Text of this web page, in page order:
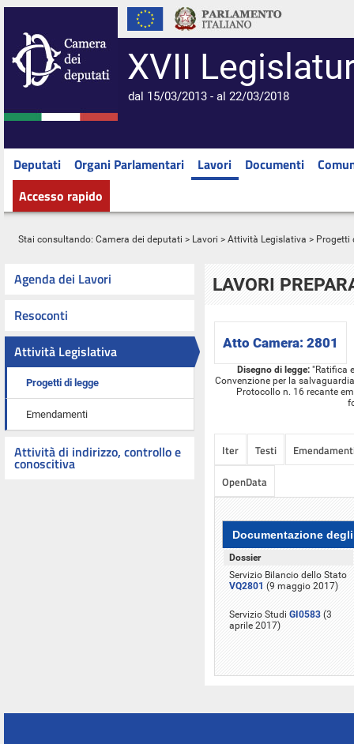
XVII
dal 15/03/2013 - al 22/03/2018
Deputati Organi Parlamentari Lavori Documenti
Accesso rapido
Stai consultando: Camera dei deputati > Lavori > Attività Legislativa > Progetti
Agenda dei Lavori
Resoconti
Attività Legislativa
Progetti di legge
Emendamenti
Attività di indirizzo, controllo e
conoscitiva
LAVORI
Atto Camera: 2801
Disegno di legge:"Ratifica
Convenzione per la
Protocollo n. 16 recante
Iter Testi
OpenData
Documentazione
Dossier
Servizio Bilancio dello Stato
VQ2801 (9 maggio 2017)
Servizio Studi GI0583 (3
aprile 2017)